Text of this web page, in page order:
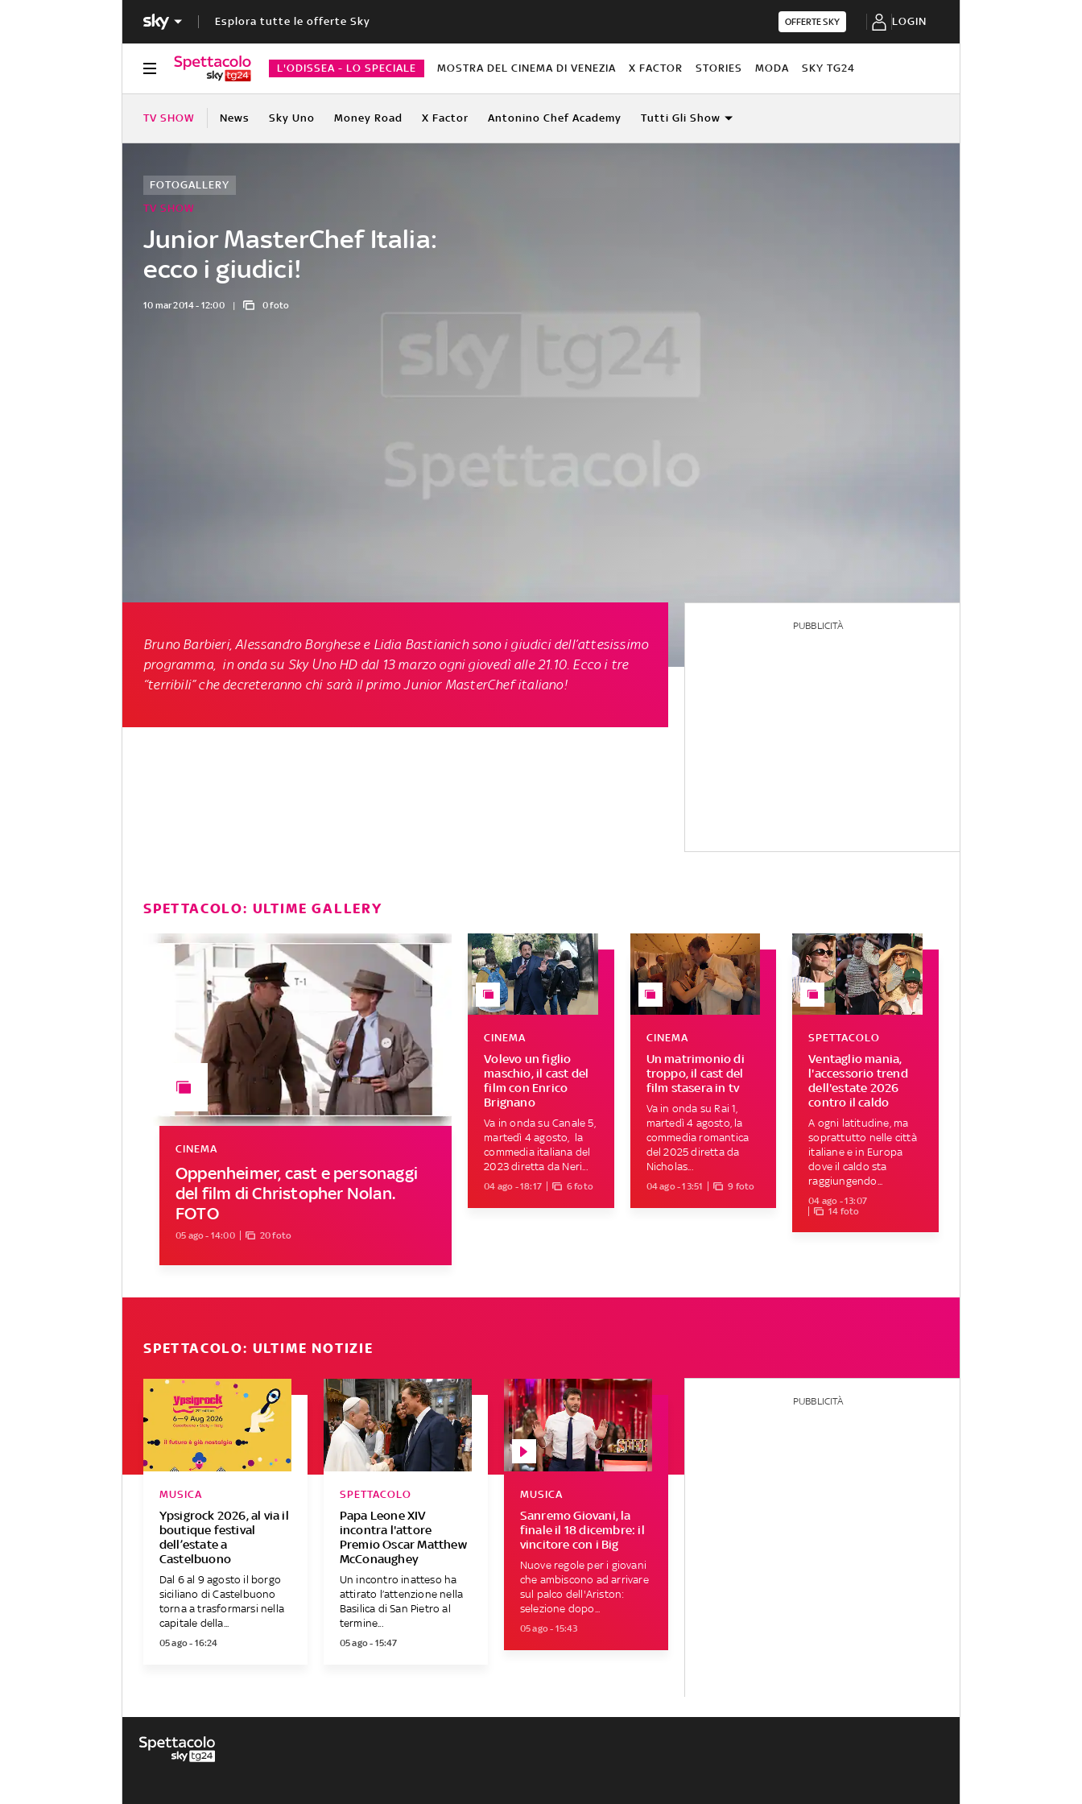
Esplora tutte le offerte Sky OFFERTE SKY LOGIN
L'ODISSEA - LO SPECIALE MOSTRA DEL CINEMA DI VENEZIA X FACTOR STORIES MODA SKY TG24
TV SHOW News Sky Uno Money Road X Factor Antonino Chef Academy Tutti Gli Show
Junior MasterChef Italia:
ecco i giudici!
TV SHOW
FOTOGALLERY
10 mar 2014 - 12:00 0 foto
Bruno Barbieri,Alessandro Borghesee Lidia Bastianich sono i giudici dell’attesissimo
programma, in ondasu Sky Uno HD dal 13 marzoogni giovedì alle 21.10. Ecco i tre
“terribili” che decreteranno chi sarà il primo Junior MasterChef italiano!
PUBBLICITÀ
SPETTACOLO: ULTIME GALLERY
Oppenheimer, cast e personaggi
del film di Christopher Nolan.
FOTO
CINEMA
05 ago - 14:00 20 foto
Volevo un figlio
maschio, il cast del
film con Enrico
Brignano
CINEMA
Va in onda su Canale 5,
martedì 4 agosto, la
commedia italiana del
2023 diretta da Neri...
04 ago - 18:17 6 foto
Un matrimonio di
troppo, il cast del
film stasera in tv
CINEMA
Va in onda su Rai 1,
martedì 4 agosto, la
commedia romantica
del 2025 diretta da
Nicholas...
04 ago - 13:51 9 foto
Ventaglio mania,
l'accessorio trend
dell'estate 2026
contro il caldo
SPETTACOLO
A ogni latitudine, ma
soprattutto nelle città
italiane e in Europa
dove il caldo sta
raggiungendo...
04 ago - 13:07
14 foto
SPETTACOLO: ULTIME NOTIZIE
Ypsigrock 2026, al via il
boutique festival
dell’estate a
Castelbuono
MUSICA
Dal 6 al 9 agosto il borgo
siciliano di Castelbuono
torna a trasformarsi nella
capitale della...
05 ago - 16:24
Papa Leone XIV
incontra l'attore
Premio Oscar Matthew
McConaughey
SPETTACOLO
Un incontro inatteso ha
attirato l’attenzione nella
Basilica di San Pietro al
termine...
05 ago - 15:47
Sanremo Giovani, la
finale il 18 dicembre: il
vincitore con i Big
MUSICA
Nuove regole per i giovani
che ambiscono ad arrivare
sul palco dell'Ariston:
selezione dopo...
05 ago - 15:43
PUBBLICITÀ